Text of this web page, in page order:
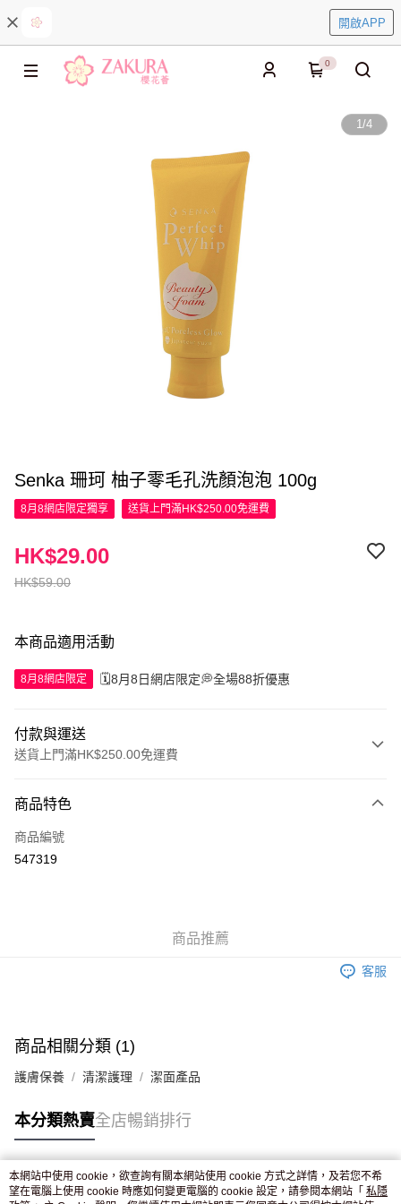
開啟APP
0
1/4
Senka 珊珂 柚子零毛孔洗顏泡泡 100g
8月8網店限定獨享 送貨上門滿HK$250.00免運費
HK$59.00
HK$29.00
本商品適用活動
8月8網店限定 🗓️8月8日網店限定💭全場88折優惠
付款與運送
送貨上門滿HK$250.00免運費
信用卡
Apple Pay
付款後門市自取，訂單確認後2-4個工作天到店，7天內取。逾期後
商品特色
商品編號
547319
商品推薦
客服
商品相關分類 (1)
護膚保養 清潔護理 潔面產品
本分類熱賣全店暢銷排行
熱門標籤
本網站中使用 cookie，欲查詢有關本網站使用 cookie 方式之詳情，及若您不希
望在電腦上使用 cookie 時應如何變更電腦的 cookie 設定，請參閱本網站「 私隱